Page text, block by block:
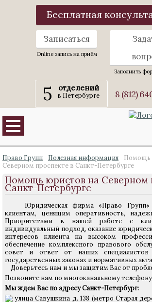
Бесплатная
Записаться
Online запись на приём
Заполнить
5 отделений
в Петербурге 8 (812)
Право Групп Полезная информация
Помощь
Северном проспекте в Санкт-Петербурге
Помощь юристов на Северном
Санкт-Петербурге
Юридическая фирма «Право Групп»
клиентам, ценящим оперативность,
Приоритетами в нашей работе с
индивидуальный подход, оказание
интересов клиента на высоком
обеспечение комплексного правового
совет и ответ от наших специалистов
государственных законах и нормативных
Доверьтесь нам и мы защитим Вас от
Позвоните нам по многоканальному
Мы ждем Вас по адресу Санкт-Петербург:
улица Савушкина д. 138 (метро Старая